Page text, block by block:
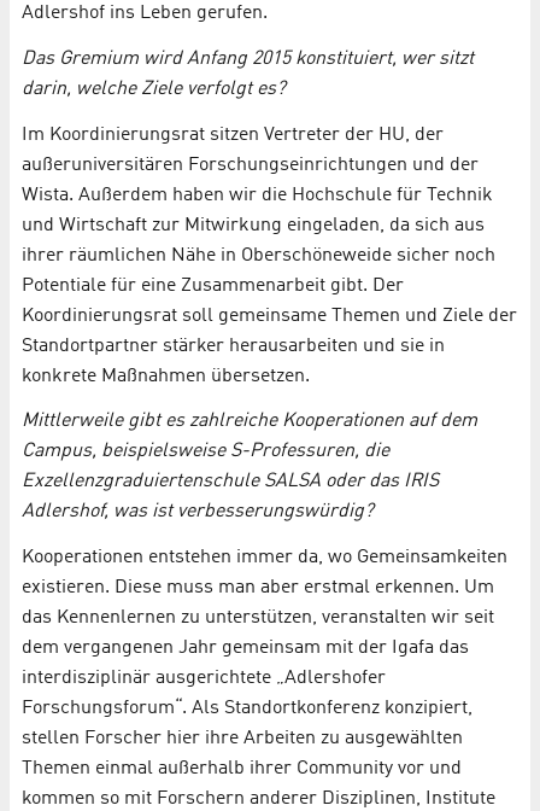
Adlershof ins Leben gerufen.
Das Gremium wird Anfang 2015 konstituiert, wer sitzt
darin, welche Ziele verfolgt es?
Im Koordinierungsrat sitzen Vertreter der HU, der
außeruniversitären Forschungseinrichtungen und der
Wista. Außerdem haben wir die Hochschule für Technik
und Wirtschaft zur Mitwirkung eingeladen, da sich aus
ihrer räumlichen Nähe in Oberschöneweide sicher noch
Potentiale für eine Zusammenarbeit gibt. Der
Koordinierungsrat soll gemeinsame Themen und Ziele der
Standortpartner stärker herausarbeiten und sie in
konkrete Maßnahmen übersetzen.
Mittlerweile gibt es zahlreiche Kooperationen auf dem
Campus, beispielsweise S-Professuren, die
Exzellenzgraduiertenschule SALSA oder das IRIS
Adlershof, was ist verbesserungswürdig?
Kooperationen entstehen immer da, wo Gemeinsamkeiten
existieren. Diese muss man aber erstmal erkennen. Um
das Kennenlernen zu unterstützen, veranstalten wir seit
dem vergangenen Jahr gemeinsam mit der Igafa das
interdisziplinär ausgerichtete „Adlershofer
Forschungsforum“. Als Standortkonferenz konzipiert,
stellen Forscher hier ihre Arbeiten zu ausgewählten
Themen einmal außerhalb ihrer Community vor und
kommen so mit Forschern anderer Disziplinen, Institute